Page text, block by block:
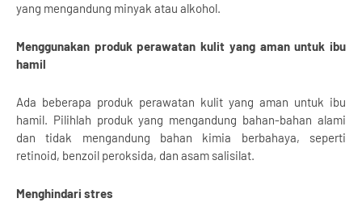
yang mengandung minyak atau alkohol.
Menggunakan produk perawatan kulit yang aman untuk ibu
hamil
Ada beberapa produk perawatan kulit yang aman untuk ibu
hamil. Pilihlah produk yang mengandung bahan-bahan alami
dan tidak mengandung bahan kimia berbahaya, seperti
retinoid, benzoil peroksida, dan asam salisilat.
Menghindari stres